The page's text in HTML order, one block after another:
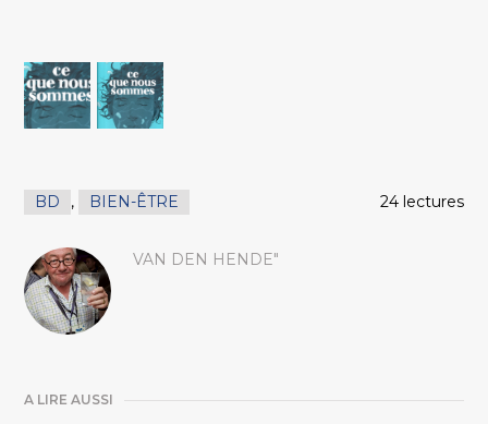
BD , BIEN-ÊTRE 24 lectures
VAN DEN HENDE"
A LIRE AUSSI